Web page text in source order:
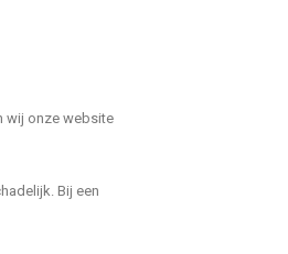
wij onze website
Bij een